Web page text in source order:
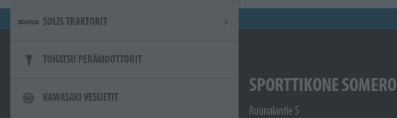
SOLIS TRAKTORIT
TOHATSU PERÄMOOTTORIT
KAWASAKI VESIJETIT
SPORTTIKONE SOMERO
Ruunalantie 5